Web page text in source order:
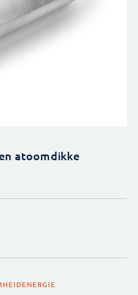
atoomdikke
ENERGIE